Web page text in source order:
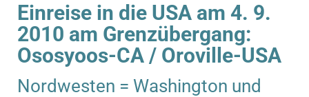
Einreise in die USA am 4. 9.
2010 am Grenzübergang:
Ososyoos-CA / Oroville-USA
Nordwesten = Washington und